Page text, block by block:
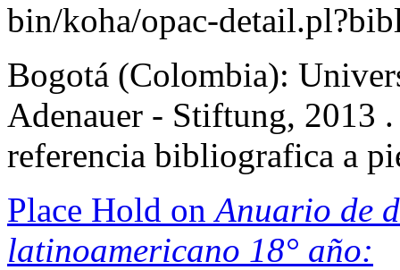
bin/koha/opac-
Bogotá (Colombia):
Adenauer - Stiftung, 2013
referencia bibliografica a
Place Hold onAnuario de
latinoamericano 18° año: